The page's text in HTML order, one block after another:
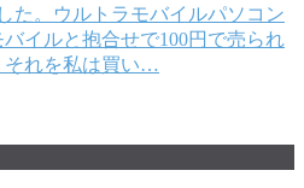
た。ウルトラモバイルパソコン
イルと抱合せで100円で売られ
それを私は買い…